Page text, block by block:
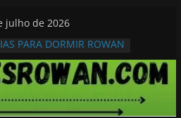
julho de 2026
PARA DORMIR ROWAN